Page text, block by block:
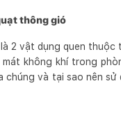
thông gió
2 vật dụng quen
không khí trong
chúng và tại sao nên